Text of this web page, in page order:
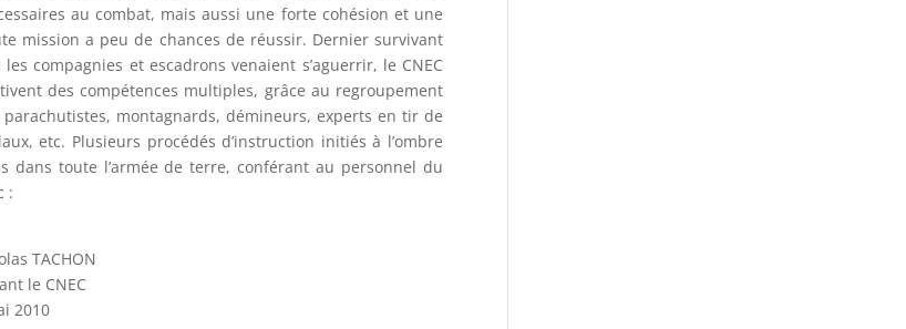
au combat, mais aussi une forte cohésion et une
mission a peu de chances de réussir. Dernier survivant
compagnies et escadrons venaient s’aguerrir, le CNEC
des compétences multiples, grâce au regroupement
montagnards, démineurs, experts en tir de
etc. Plusieurs procédés d’instruction initiés à l’ombre
dans toute l’armée de terre, conférant au personnel du
:
TACHON
le CNEC
2010